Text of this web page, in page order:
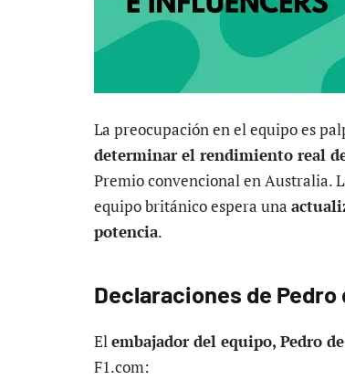
La preocupación en el equipo es
determinar el rendimiento real
Premio convencional en Australia.
equipo británico espera una
potencia.
Declaraciones de Pedro
Elembajador del equipo, Pedro
F1.com: